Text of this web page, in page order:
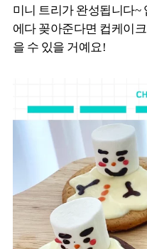
미니 트리가 완성됩니다~
에다 꽂아준다면 컵케이
을 수 있을 거예요!